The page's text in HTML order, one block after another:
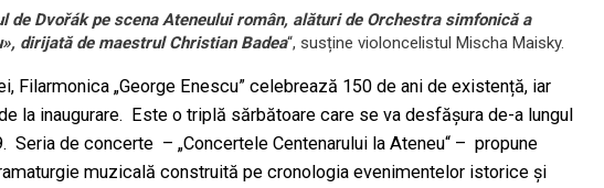
de Dvořák pe scena Ateneului român, alături de Orchestra simfonică a
dirijată de maestrul Christian Badea“, susține violoncelistul Mischa Maisky.
Filarmonica „George Enescu” celebrează 150 de ani de existență, iar
la inaugurare. Este o triplă sărbătoare care se va desfășura de-a lungul
de concerte – „Concertele Centenarului la Ateneu“ – propune
muzicală construită pe cronologia evenimentelor istorice și